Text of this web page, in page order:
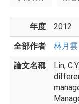
年度 2012
全部作者 林月雲
論文名稱
Lin,